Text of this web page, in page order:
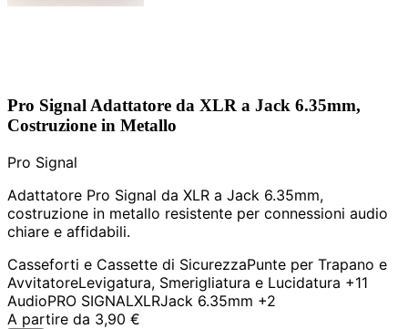
Pro Signal Adattatore da XLR a Jack 6.35mm,
Costruzione in Metallo
Pro Signal
Adattatore Pro Signal da XLR a Jack 6.35mm,
costruzione in metallo resistente per connessioni audio
chiare e affidabili.
Casseforti e Cassette di SicurezzaPunte per Trapano e
AvvitatoreLevigatura, Smerigliatura e Lucidatura +11
AudioPRO SIGNALXLRJack 6.35mm +2
A partire da 3,90 €